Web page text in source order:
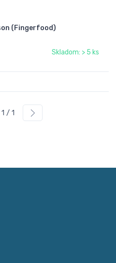
(Fingerfood)
Skladom: > 5 ks
1 / 1